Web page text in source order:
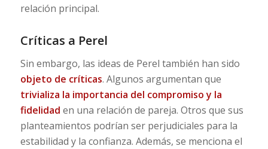
relación principal.
Críticas a Perel
Sin embargo, las ideas de Perel también han sido
objeto de críticas. Algunos argumentan que
trivializa la importancia del compromiso y la
fidelidad en una relación de pareja. Otros que sus
planteamientos podrían ser perjudiciales para la
estabilidad y la confianza. Además, se menciona el